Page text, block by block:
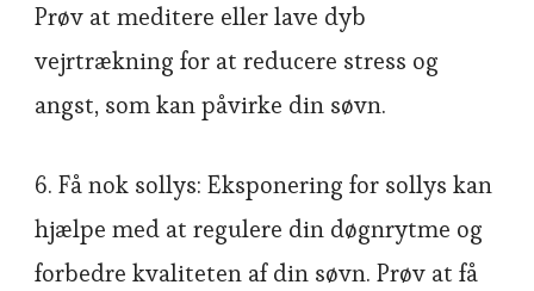
Prøv at meditere eller lave dyb
vejrtrækning for at reducere stress og
angst, som kan påvirke din søvn.
6. Få nok sollys: Eksponering for sollys kan
hjælpe med at regulere din døgnrytme og
forbedre kvaliteten af din søvn. Prøv at få